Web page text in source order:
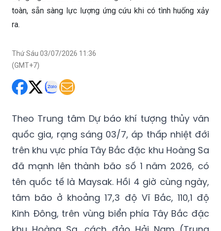
động người dân trên các lồng bè, chòi canh vào nơi an
Thứ Sáu 03/07/2026 11:36
Theo Trung tâm Dự báo khí tượng thủy văn
quốc gia, rạng sáng 03/7, áp thấp nhiệt đới
trên khu vực phía Tây Bắc đặc khu Hoàng Sa
đã mạnh lên thành bão số 1 năm 2026, có
tên quốc tế là Maysak. Hồi 4 giờ cùng ngày,
tâm bão ở khoảng 17,3 độ Vĩ Bắc, 110,1 độ
Kinh Đông, trên vùng biển phía Tây Bắc đặc